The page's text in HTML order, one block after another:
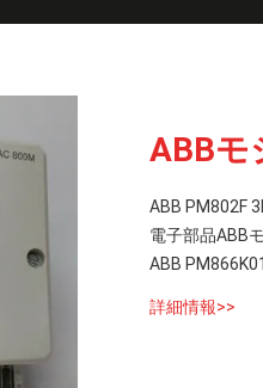
ABBモ
ABB PM802F
電子部品ABB
ABB
詳細情報>>